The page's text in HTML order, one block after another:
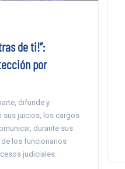
de ti!”:
por
difunde y
sus juicios, los cargos
durante sus
los funcionarios
judiciales.